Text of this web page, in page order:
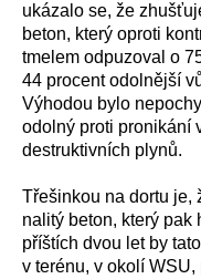
ukázalo se, že
beton, který oproti
tmelem odpuzoval o
44 procent odolnější
Výhodou bylo
odolný proti pronikání
destruktivních plynů.
Třešinkou na dortu je,
nalitý beton, který pak
příštích dvou let by
v terénu, v okolí